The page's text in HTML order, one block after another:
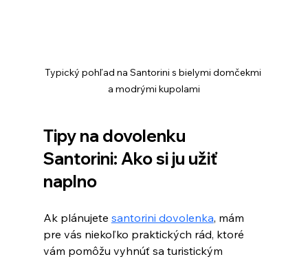
Typický pohľad na Santorini s bielymi domčekmi
a modrými kupolami
Tipy na dovolenku
Santorini: Ako si ju užiť
naplno
Ak plánujete santorini dovolenka, mám
pre vás niekoľko praktických rád, ktoré
vám pomôžu vyhnúť sa turistickým